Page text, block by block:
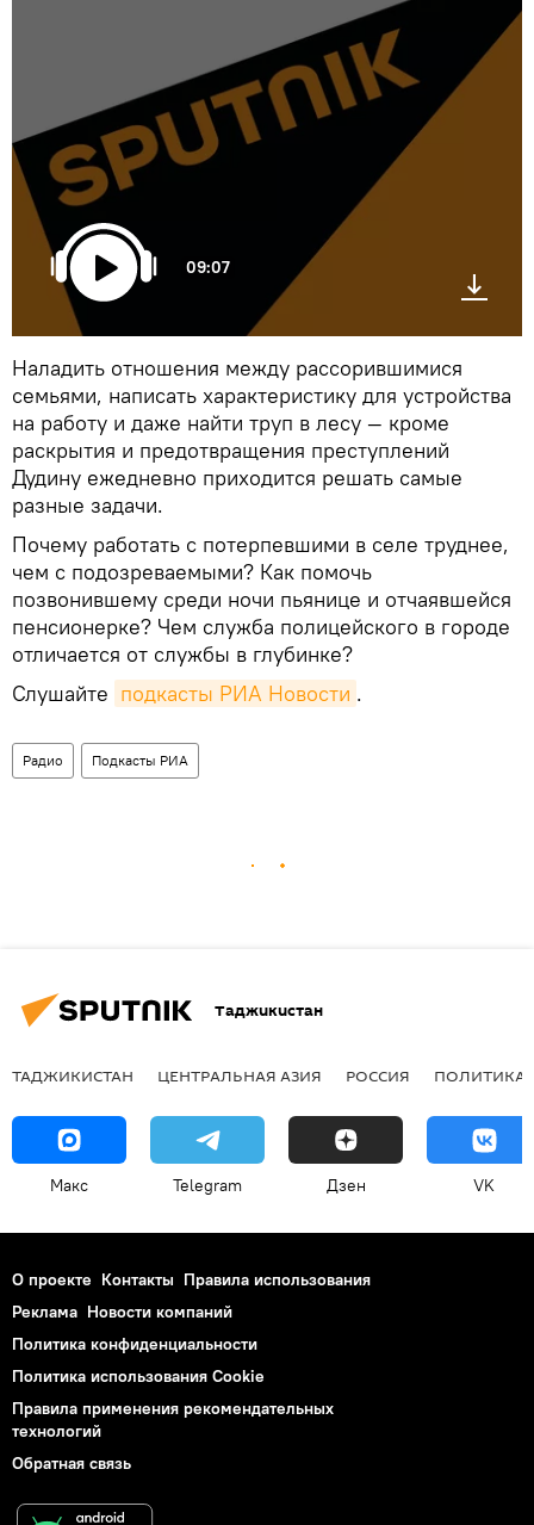
09:07
Наладить отношения между рассорившимися
семьями, написать характеристику для устройства
на работу и даже найти труп в лесу — кроме
раскрытия и предотвращения преступлений
Дудину ежедневно приходится решать самые
разные задачи.
Почему работать с потерпевшими в селе труднее,
чем с подозреваемыми? Как помочь
позвонившему среди ночи пьянице и отчаявшейся
пенсионерке? Чем служба полицейского в городе
отличается от службы в глубинке?
Слушайте подкасты РИА Новости .
Радио Подкасты РИА
Таджикистан
ТАДЖИКИСТАН ЦЕНТРАЛЬНАЯ АЗИЯ РОССИЯ ПОЛИТИКА
Макс Telegram Дзен VK
О проекте Контакты Правила использования
Реклама Новости компаний
Политика конфиденциальности
Политика использования Cookie
Правила применения рекомендательных
технологий
Обратная связь